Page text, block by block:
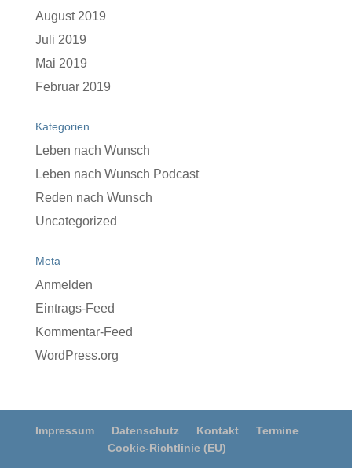
August 2019
Juli 2019
Mai 2019
Februar 2019
Kategorien
Leben nach Wunsch
Leben nach Wunsch Podcast
Reden nach Wunsch
Uncategorized
Meta
Anmelden
Eintrags-Feed
Kommentar-Feed
WordPress.org
Impressum Datenschutz Kontakt
Termine
Cookie-Richtlinie (EU)